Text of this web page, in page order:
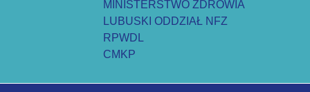
MINISTERSTWO ZDROWIA
LUBUSKI ODDZIAŁ NFZ
RPWDL
CMKP